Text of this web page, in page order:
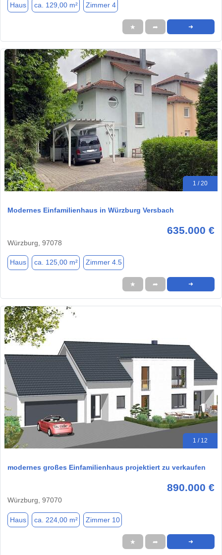
Haus ca. 129,00 m² Zimmer 4
★ ➦ ➜
1 / 20
Modernes Einfamilienhaus in Würzburg Versbach
635.000 €
Würzburg, 97078
Haus ca. 125,00 m² Zimmer 4.5
★ ➦ ➜
1 / 12
modernes großes Einfamilienhaus projektiert zu verkaufen
890.000 €
Würzburg, 97070
Haus ca. 224,00 m² Zimmer 10
★ ➦ ➜